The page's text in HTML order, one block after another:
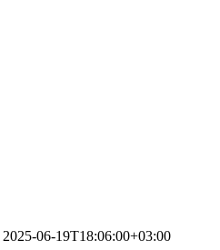
2025-06-19T18:06:00+03:00